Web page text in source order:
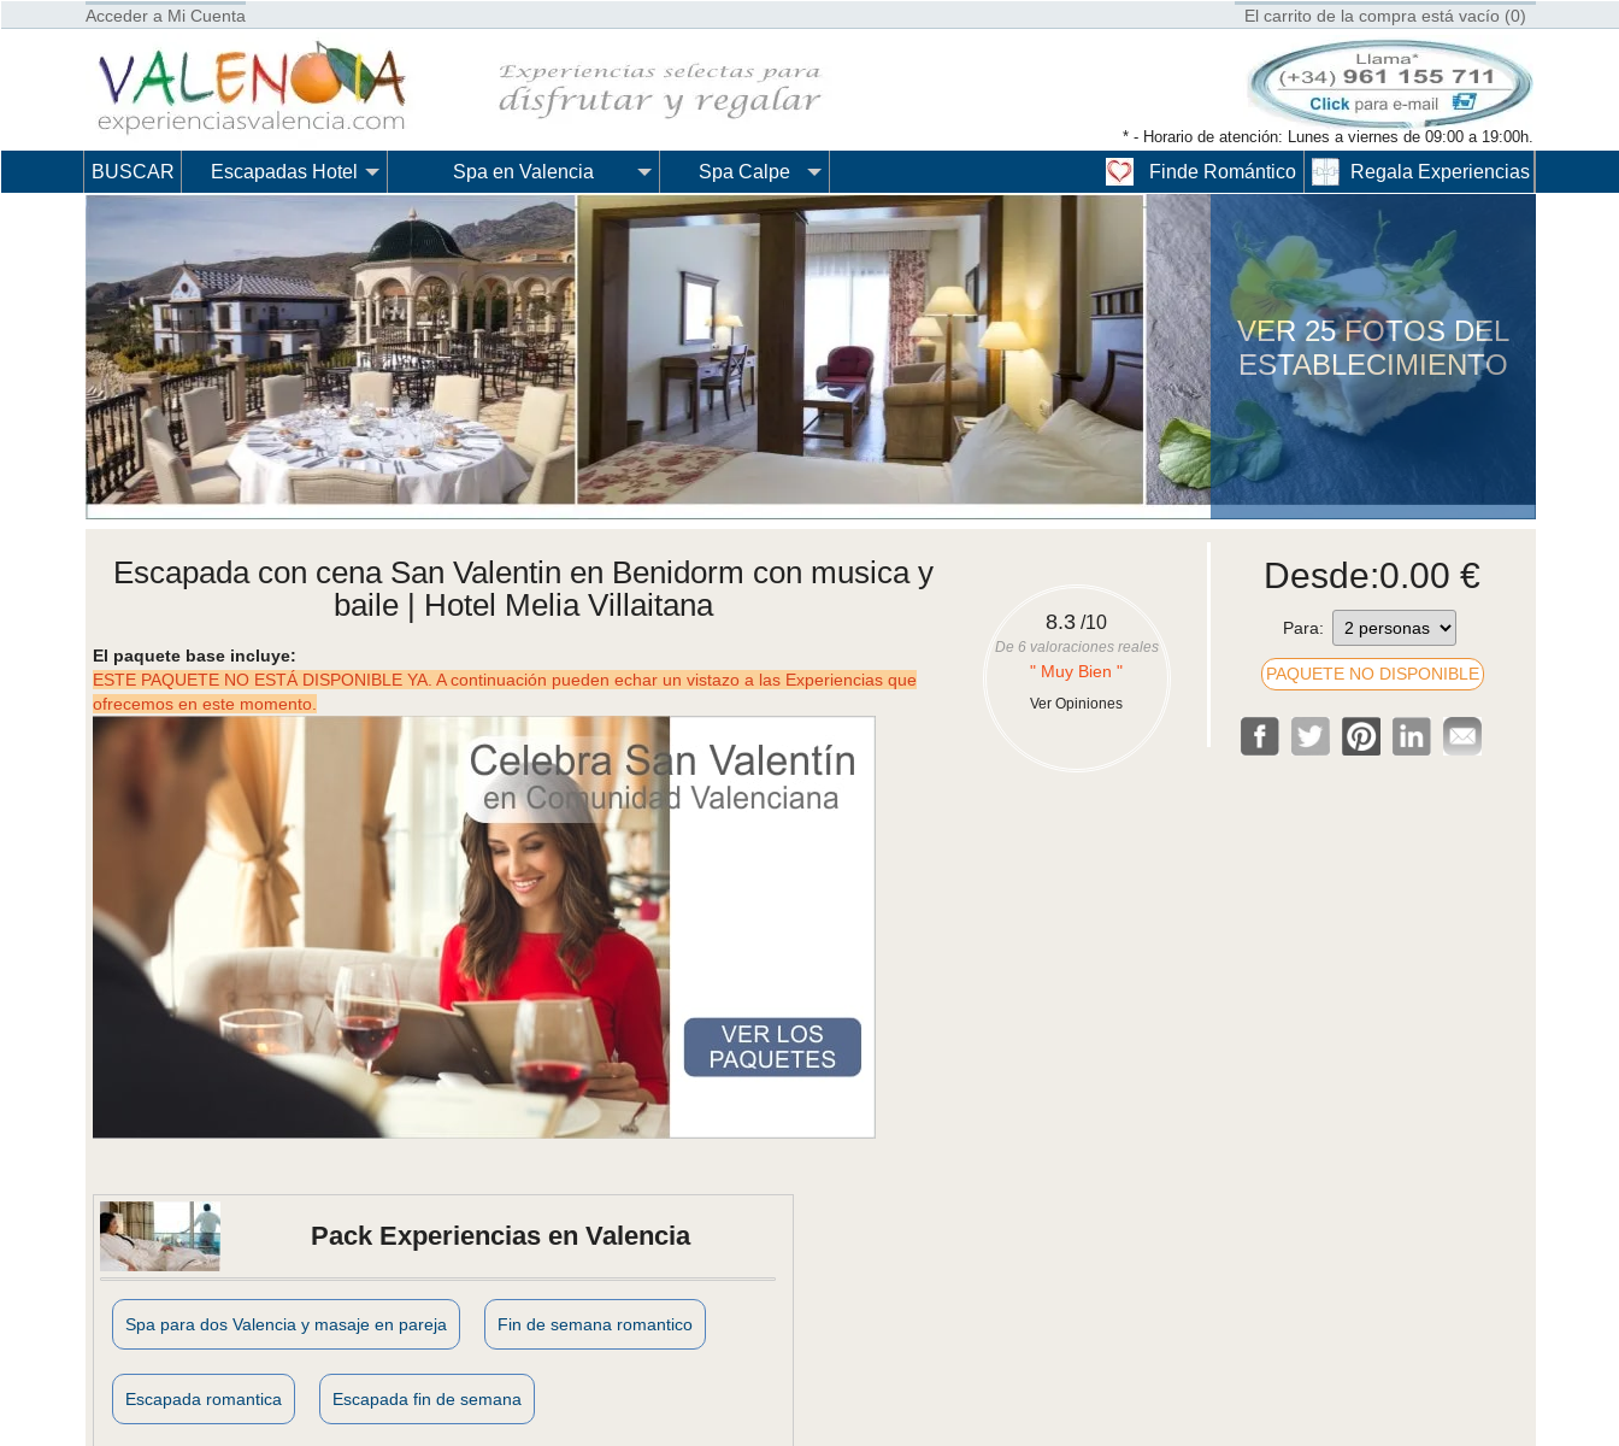
Acceder a Mi Cuenta El carrito de la compra está vacío (0)
* - Horario de atención: Lunes a viernes de 09:00 a 19:00h.
BUSCAR Escapadas Hotel Spa en Valencia Spa Calpe Regala Experiencias
Finde Romántico
VER 25 FOTOS DEL
ESTABLECIMIENTO
Escapada con cena San Valentin en Benidorm con musica y
baile | Hotel Melia Villaitana
El paquete base incluye:
ESTE PAQUETE NO ESTÁ DISPONIBLE YA. A continuación pueden echar un vistazo a las Experiencias que
ofrecemos en este momento.
Pack Experiencias en Valencia
Spa para dos Valencia y masaje en pareja Fin de semana romantico
Escapada romantica Escapada fin de semana
Desde:0.00 €
Para:
PAQUETE NO DISPONIBLE
8.3 /10
De 6valoraciones reales
" Muy Bien "
Ver Opiniones